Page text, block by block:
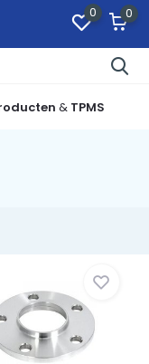
0 0
& TPMS